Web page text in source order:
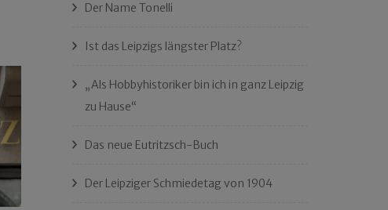
Der Name Tonelli
Ist das Leipzigs längster Platz?
„Als Hobbyhistoriker bin ich in ganz Leipzig
zu Hause“
Das neue Eutritzsch-Buch
Der Leipziger Schmiedetag von 1904